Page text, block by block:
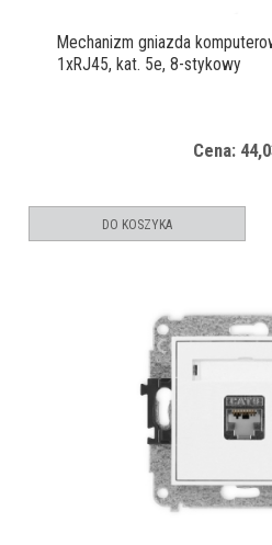
Mechanizm gniazda
1xRJ45, kat. 5e, 8-stykowy
Cena:
DO KOSZYKA